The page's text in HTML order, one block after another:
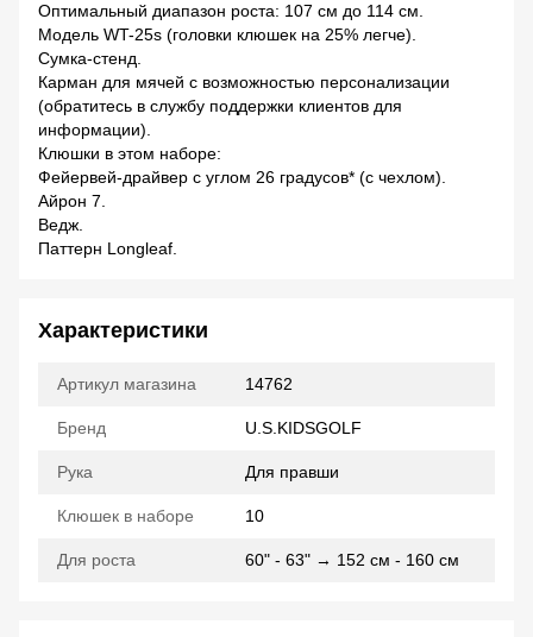
Оптимальный диапазон роста: 107 см до 114 см.
Модель WT-25s (головки клюшек на 25% легче).
Сумка-стенд.
Карман для мячей с возможностью персонализации
(обратитесь в службу поддержки клиентов для
информации).
Клюшки в этом наборе:
Фейервей-драйвер с углом 26 градусов* (с чехлом).
Айрон 7.
Ведж.
Паттерн Longleaf.
Характеристики
Артикул магазина 14762
Бренд U.S.KIDSGOLF
Рука Для правши
Клюшек в наборе 10
Для роста 60" - 63" → 152 см - 160 см